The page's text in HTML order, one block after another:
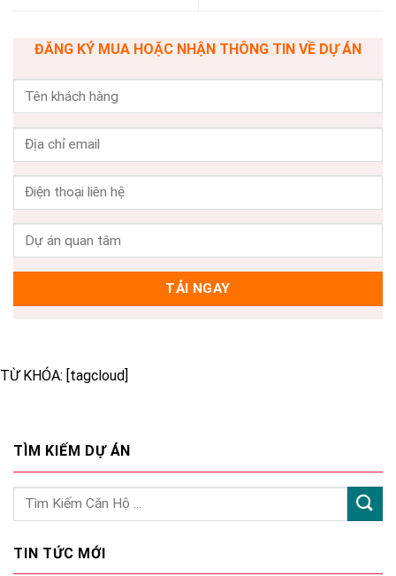
ĐĂNG KÝ MUA HOẶC NHẬN THÔNG TIN VỀ DỰ ÁN
TỪ KHÓA: [tagcloud]
TÌM KIẾM DỰ ÁN
TIN TỨC MỚI